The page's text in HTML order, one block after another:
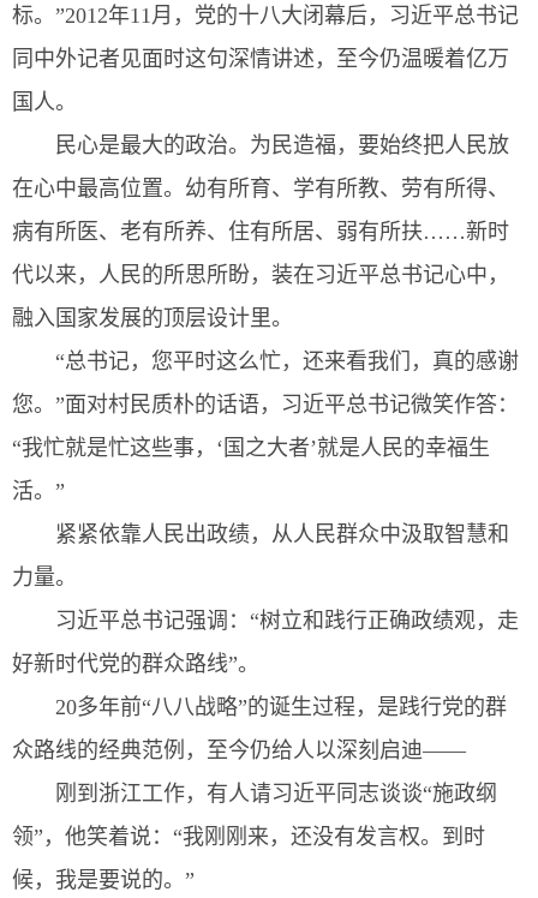
标。”2012年11月，党的十八大闭幕后，习近平总书记
同中外记者见面时这句深情讲述，至今仍温暖着亿万
国人。
民心是最大的政治。为民造福，要始终把人民放
在心中最高位置。幼有所育、学有所教、劳有所得、
病有所医、老有所养、住有所居、弱有所扶……新时
代以来，人民的所思所盼，装在习近平总书记心中，
融入国家发展的顶层设计里。
“总书记，您平时这么忙，还来看我们，真的感谢
您。”面对村民质朴的话语，习近平总书记微笑作答：
“我忙就是忙这些事，‘国之大者’就是人民的幸福生
活。”
紧紧依靠人民出政绩，从人民群众中汲取智慧和
力量。
习近平总书记强调：“树立和践行正确政绩观，走
好新时代党的群众路线”。
20多年前“八八战略”的诞生过程，是践行党的群
众路线的经典范例，至今仍给人以深刻启迪——
刚到浙江工作，有人请习近平同志谈谈“施政纲
领”，他笑着说：“我刚刚来，还没有发言权。到时
候，我是要说的。”